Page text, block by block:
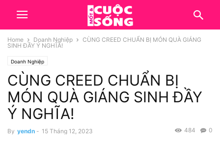
Home Doanh Nghiệp
CÙNG CREED CHUẨN BỊ MÓN QUÀ GIÁNG
SINH ĐẦY Ý NGHĨA!
Doanh Nghiệp
CÙNG CREED CHUẨN BỊ
MÓN QUÀ GIÁNG SINH ĐẦY
Ý NGHĨA!
By yendn - 15 Tháng 12, 2023 0
484